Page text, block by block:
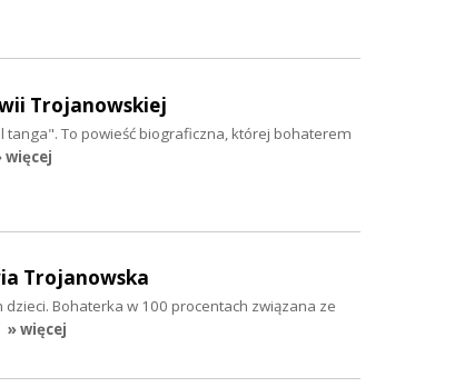
Trojanowskiej
tanga". To powieść biograficzna, której bohaterem
więcej
Trojanowska
Bohaterka w 100 procentach związana ze
» więcej